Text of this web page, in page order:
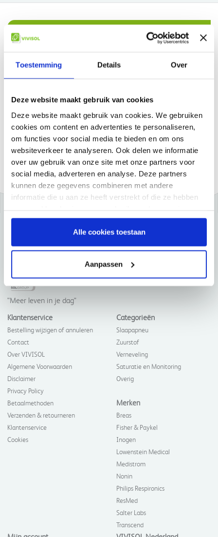
Toestemming Details Over
Deze website maakt gebruik van cookies
Deze website maakt gebruik van cookies. We gebruiken
cookies om content en advertenties te personaliseren,
om functies voor social media te bieden en om ons
websiteverkeer te analyseren. Ook delen we informatie
over uw gebruik van onze site met onze partners voor
social media, adverteren en analyse. Deze partners
kunnen deze gegevens combineren met andere
informatie die u aan ze heeft verstrekt of die ze hebben
Alle cookies toestaan
Aanpassen
Waarom VIVISOL?
Gratis bezorging in Nederland boven €50,-
Persoonlijke service
Ruime productkennis
Eenvoudig bestellen
En nog veel meer....
"Meer leven in je dag"
Klantenservice
Bestelling wijzigen of annuleren
Contact
Over VIVISOL
Algemene Voorwaarden
Disclaimer
Privacy Policy
Betaalmethoden
Verzenden & retourneren
Klantenservice
Cookies
Categorieën
Slaapapneu
Zuurstof
Verneveling
Saturatie en Monitoring
Overig
Merken
Breas
Fisher & Paykel
Inogen
Lowenstein Medical
Medistrom
Nonin
Philips Respironics
ResMed
Salter Labs
Transcend